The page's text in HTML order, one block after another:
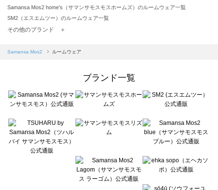
Samansa Mos2 home's（サマンサモスモスホームズ）のルームウェア一覧
SM2（エスエムツー）のルームウェア一覧
TSUHARU by Samansa Mos2（ツハルバイサマンサモスモス）のルームウェア一覧
Samansa Mos2 blue（サマンサモスモス ブルー）のルームウェア一覧
sō4ū（ソウフォーユー）のルームウェア一覧
Te chichi（テチチ）のルームウェア一覧
Te chichi CLASSIC（テチチ クラシック）のルームウェア一覧
Lugnoncure（ルノンキュール）のルームウェア一覧
BETTY'S BLUE（べティーズブルー）のルームウェア一覧
Wpc.（ワールドパーティー）のルームウェア一覧
その他のブランド ＋
Samansa Mos2 ルームウェア
ブランド一覧